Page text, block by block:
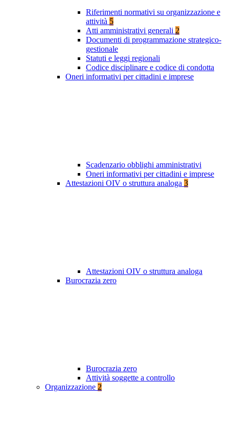
Riferimenti normativi su organizzazione e
attività 5
Atti amministrativi generali 2
Documenti di programmazione strategico-
gestionale
Statuti e leggi regionali
Codice disciplinare e codice di condotta
Oneri informativi per cittadini e imprese
Scadenzario obblighi amministrativi
Oneri informativi per cittadini e imprese
Attestazioni OIV o struttura analoga 3
Attestazioni OIV o struttura analoga
Burocrazia zero
Burocrazia zero
Attività soggette a controllo
Organizzazione 2